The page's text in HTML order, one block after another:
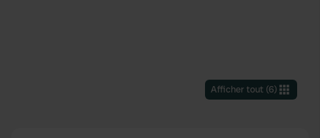
Afficher tout(6)